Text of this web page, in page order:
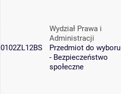
0102ZL12BS
Wydział Prawa i
Administracji
Przedmiot do wyboru
- Bezpieczeństwo
społeczne